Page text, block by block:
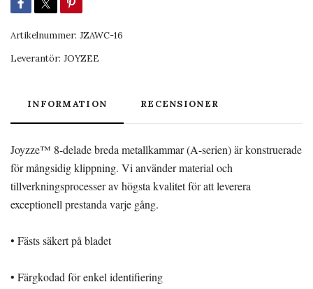
Artikelnummer: JZAWC-16
Leverantör: JOYZEE
INFORMATION RECENSIONER
Joyzze™ 8-delade breda metallkammar (A-serien) är konstruerade
för mångsidig klippning. Vi använder material och
tillverkningsprocesser av högsta kvalitet för att leverera
exceptionell prestanda varje gång.
• Fästs säkert på bladet
• Färgkodad för enkel identifiering